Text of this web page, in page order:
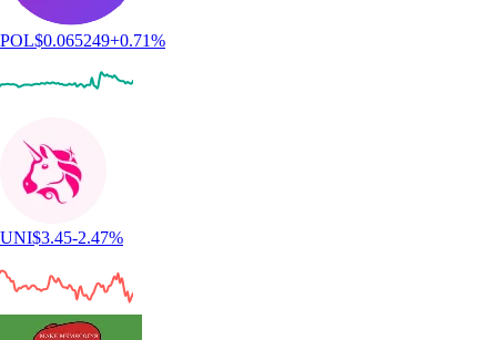
POL$0.065249+0.71%
UNI$3.45-2.47%